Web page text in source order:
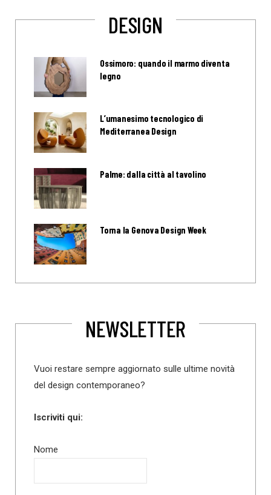
DESIGN
Ossimoro: quando il marmo diventa
legno
L’umanesimo tecnologico di
Mediterranea Design
Palme: dalla città al tavolino
Torna la Genova Design Week
NEWSLETTER
Vuoi restare sempre aggiornato sulle ultime novità
del design contemporaneo?
Iscriviti qui:
Nome